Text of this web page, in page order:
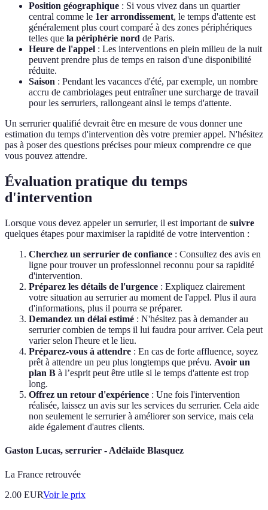
Position géographique : Si vous vivez dans un quartier
central comme le 1er arrondissement, le temps d'attente est
généralement plus court comparé à des zones périphériques
telles que la périphérie nord de Paris.
Heure de l'appel : Les interventions en plein milieu de la nuit
peuvent prendre plus de temps en raison d'une disponibilité
réduite.
Saison : Pendant les vacances d'été, par exemple, un nombre
accru de cambriolages peut entraîner une surcharge de travail
pour les serruriers, rallongeant ainsi le temps d'attente.
Un serrurier qualifié devrait être en mesure de vous donner une
estimation du temps d'intervention dès votre premier appel. N'hésitez
pas à poser des questions précises pour mieux comprendre ce que
vous pouvez attendre.
Évaluation pratique du temps
d'intervention
Lorsque vous devez appeler un serrurier, il est important de suivre
quelques étapes pour maximiser la rapidité de votre intervention :
Cherchez un serrurier de confiance : Consultez des avis en
ligne pour trouver un professionnel reconnu pour sa rapidité
d'intervention.
Préparez les détails de l'urgence : Expliquez clairement
votre situation au serrurier au moment de l'appel. Plus il aura
d'informations, plus il pourra se préparer.
Demandez un délai estimé : N'hésitez pas à demander au
serrurier combien de temps il lui faudra pour arriver. Cela peut
varier selon l'heure et le lieu.
Préparez-vous à attendre : En cas de forte affluence, soyez
prêt à attendre un peu plus longtemps que prévu. Avoir un
plan B à l’esprit peut être utile si le temps d'attente est trop
long.
Offrez un retour d'expérience : Une fois l'intervention
réalisée, laissez un avis sur les services du serrurier. Cela aide
non seulement le serrurier à améliorer son service, mais cela
aide également d'autres clients.
Gaston Lucas, serrurier - Adélaïde Blasquez
La France retrouvée
2.00 EURVoir le prix